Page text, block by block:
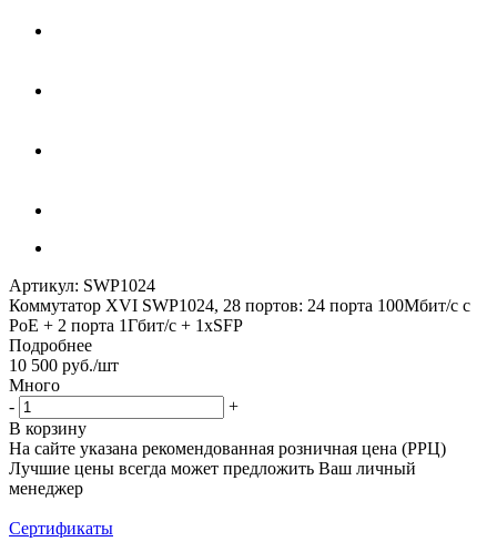
Артикул: SWP1024
Коммутатор XVI SWP1024, 28 портов: 24 порта 100Мбит/с с
PoE + 2 порта 1Гбит/с + 1xSFP
Подробнее
10 500 руб./шт
Много
-
+
В корзину
На сайте указана рекомендованная розничная цена (РРЦ)
Лучшие цены всегда может предложить Ваш личный
менеджер
Сертификаты